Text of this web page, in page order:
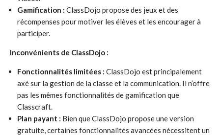
Gamification : ClassDojo propose des jeux et des
récompenses pour motiver les élèves et les encourager à
participer.
Inconvénients de ClassDojo :
Fonctionnalités limitées : ClassDojo est principalement
axé sur la gestion de la classe et la communication. Il n’offre
pas les mêmes fonctionnalités de gamification que
Classcraft.
Plan payant : Bien que ClassDojo propose une version
gratuite, certaines fonctionnalités avancées nécessitent un